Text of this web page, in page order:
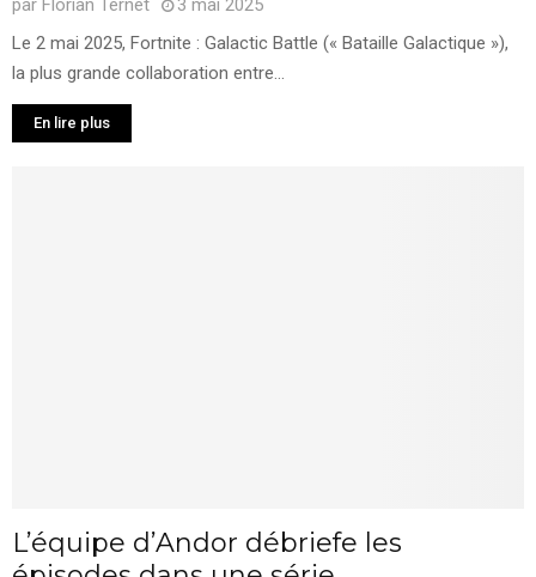
par Florian Ternet
3 mai 2025
Le 2 mai 2025, Fortnite : Galactic Battle (« Bataille Galactique »),
la plus grande collaboration entre...
En lire plus
L’équipe d’Andor débriefe les